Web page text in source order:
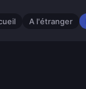
A l'étranger